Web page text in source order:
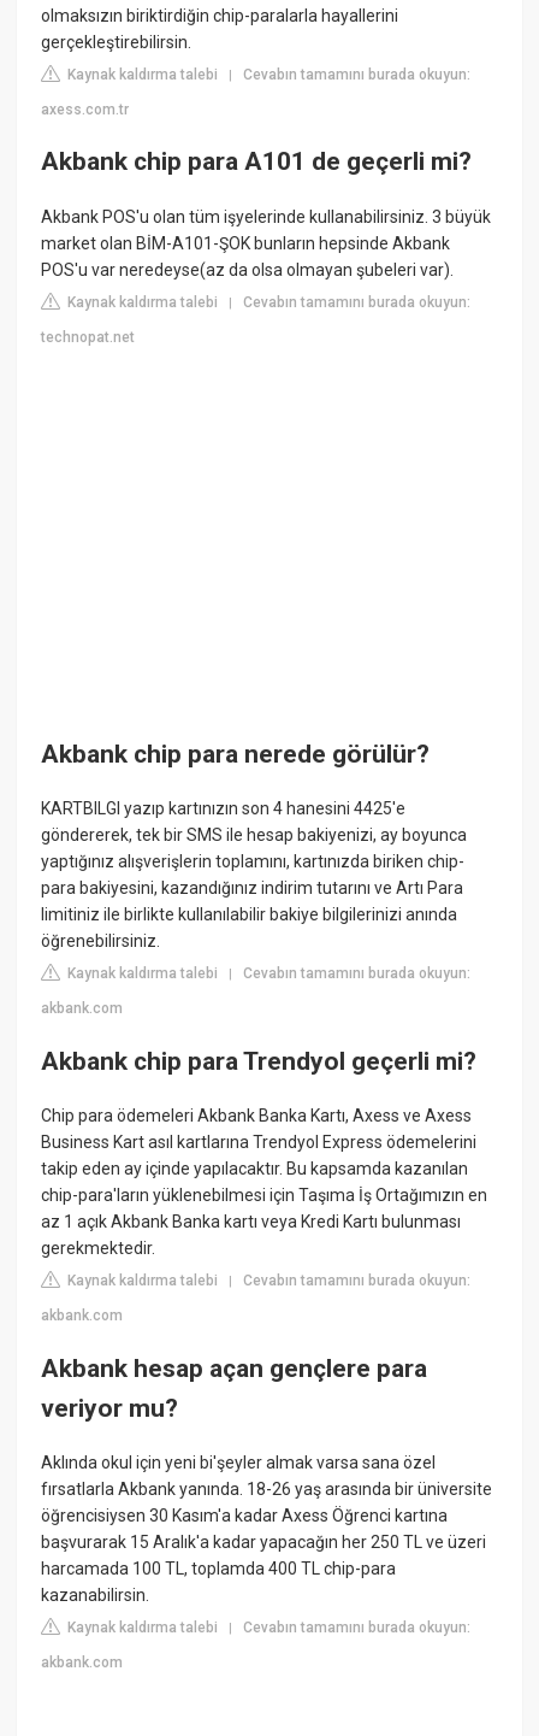
olmaksızın biriktirdiğin chip-paralarla hayallerini
gerçekleştirebilirsin.
Kaynak kaldırma talebi |Cevabın tamamını burada okuyun:
axess.com.tr
Akbank chip para A101 de geçerli mi?
Akbank POS'u olan tüm işyelerinde kullanabilirsiniz. 3 büyük
market olan BİM-A101-ŞOK bunların hepsinde Akbank
POS'u var neredeyse(az da olsa olmayan şubeleri var).
Kaynak kaldırma talebi |Cevabın tamamını burada okuyun:
technopat.net
Akbank chip para nerede görülür?
KARTBILGI yazıp kartınızın son 4 hanesini 4425'e
göndererek, tek bir SMS ile hesap bakiyenizi, ay boyunca
yaptığınız alışverişlerin toplamını, kartınızda biriken chip-
para bakiyesini, kazandığınız indirim tutarını ve Artı Para
limitiniz ile birlikte kullanılabilir bakiye bilgilerinizi anında
öğrenebilirsiniz.​​
Kaynak kaldırma talebi |Cevabın tamamını burada okuyun:
akbank.com
Akbank chip para Trendyol geçerli mi?
Chip para ödemeleri Akbank Banka Kartı, Axess ve Axess
Business Kart asıl kartlarına Trendyol Express ödemelerini
takip eden ay içinde yapılacaktır. Bu kapsamda kazanılan
chip-para'ların yüklenebilmesi için Taşıma İş Ortağımızın en
az 1 açık Akbank Banka kartı veya Kredi Kartı bulunması
gerekmektedir.
Kaynak kaldırma talebi |Cevabın tamamını burada okuyun:
akbank.com
Akbank hesap açan gençlere para
veriyor mu?
Aklında okul için yeni bi'şeyler almak varsa sana özel
fırsatlarla Akbank yanında. 18-26 yaş arasında bir üniversite
öğrencisiysen 30 Kasım'a kadar Axess Öğrenci kartına
başvurarak 15 Aralık'a kadar yapacağın her 250 TL ve üzeri
harcamada 100 TL, toplamda 400 TL chip-para
kazanabilirsin.
Kaynak kaldırma talebi |Cevabın tamamını burada okuyun:
akbank.com